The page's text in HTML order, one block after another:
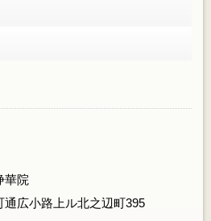
華院
広小路上ル北之辺町395